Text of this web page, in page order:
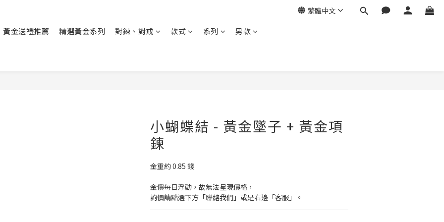
繁體中文
黃金送禮推薦 精選黃金系列 對鍊、對戒 款式 系列 男款
小蝴蝶結 - 黃金墜子 + 黃金項
鍊
金重約 0.85 錢
金價每日浮動，故無法呈現價格，
詢價請點選下方「聯絡我們」或是右邊「客服」。